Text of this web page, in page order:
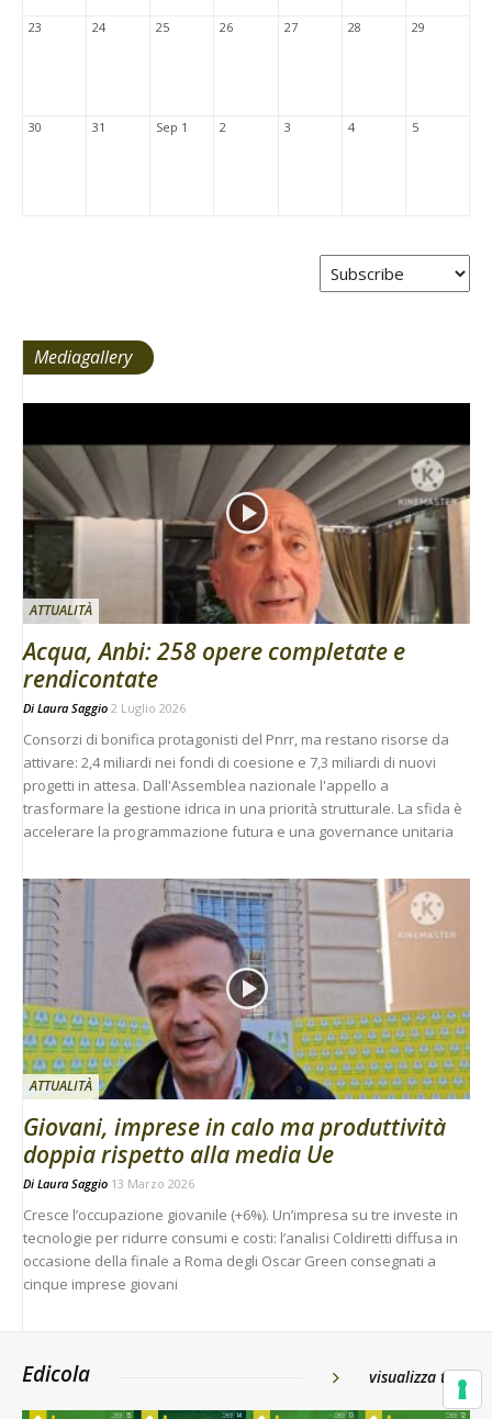
23 24 25 26 27 28 29
30 31 Sep 1 2 3 4 5
Mediagallery
ATTUALITÀ
Acqua, Anbi: 258 opere completate e
rendicontate
Di Laura Saggio 2 Luglio 2026
Consorzi di bonifica protagonisti del Pnrr, ma restano risorse da
attivare: 2,4 miliardi nei fondi di coesione e 7,3 miliardi di nuovi
progetti in attesa. Dall'Assemblea nazionale l'appello a
trasformare la gestione idrica in una priorità strutturale. La sfida è
accelerare la programmazione futura e una governance unitaria
ATTUALITÀ
Giovani, imprese in calo ma produttività
doppia rispetto alla media Ue
Di Laura Saggio 13 Marzo 2026
Cresce l’occupazione giovanile (+6%). Un’impresa su tre investe in
tecnologie per ridurre consumi e costi: l’analisi Coldiretti diffusa in
occasione della finale a Roma degli Oscar Green consegnati a
cinque imprese giovani
Edicola visualizza tutti